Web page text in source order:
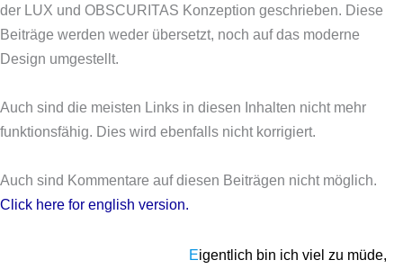
der LUX und OBSCURITAS Konzeption geschrieben. Diese
Beiträge werden weder übersetzt, noch auf das moderne
Design umgestellt.
Auch sind die meisten Links in diesen Inhalten nicht mehr
funktionsfähig. Dies wird ebenfalls nicht korrigiert.
Auch sind Kommentare auf diesen Beiträgen nicht möglich.
Click here for english version.
Eigentlich bin ich viel zu müde,